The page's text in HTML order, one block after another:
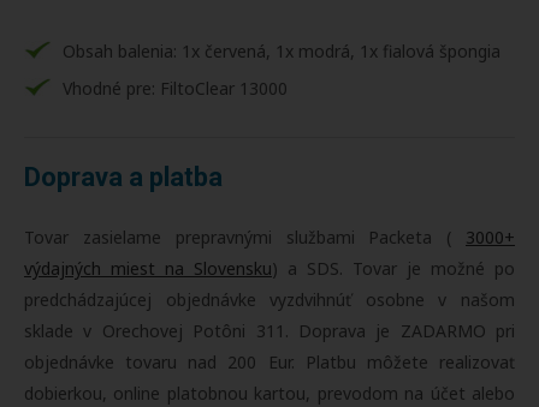
Obsah balenia: 1x červená, 1x modrá, 1x fialová špongia
Vhodné pre: FiltoClear 13000
Doprava a platba
Tovar zasielame prepravnými službami Packeta ( 3000+
výdajných miest na Slovensku) a SDS. Tovar je možné po
predchádzajúcej objednávke vyzdvihnúť osobne v našom
sklade v Orechovej Potôni 311. Doprava je ZADARMO pri
objednávke tovaru nad 200 Eur. Platbu môžete realizovať
dobierkou, online platobnou kartou, prevodom na účet alebo